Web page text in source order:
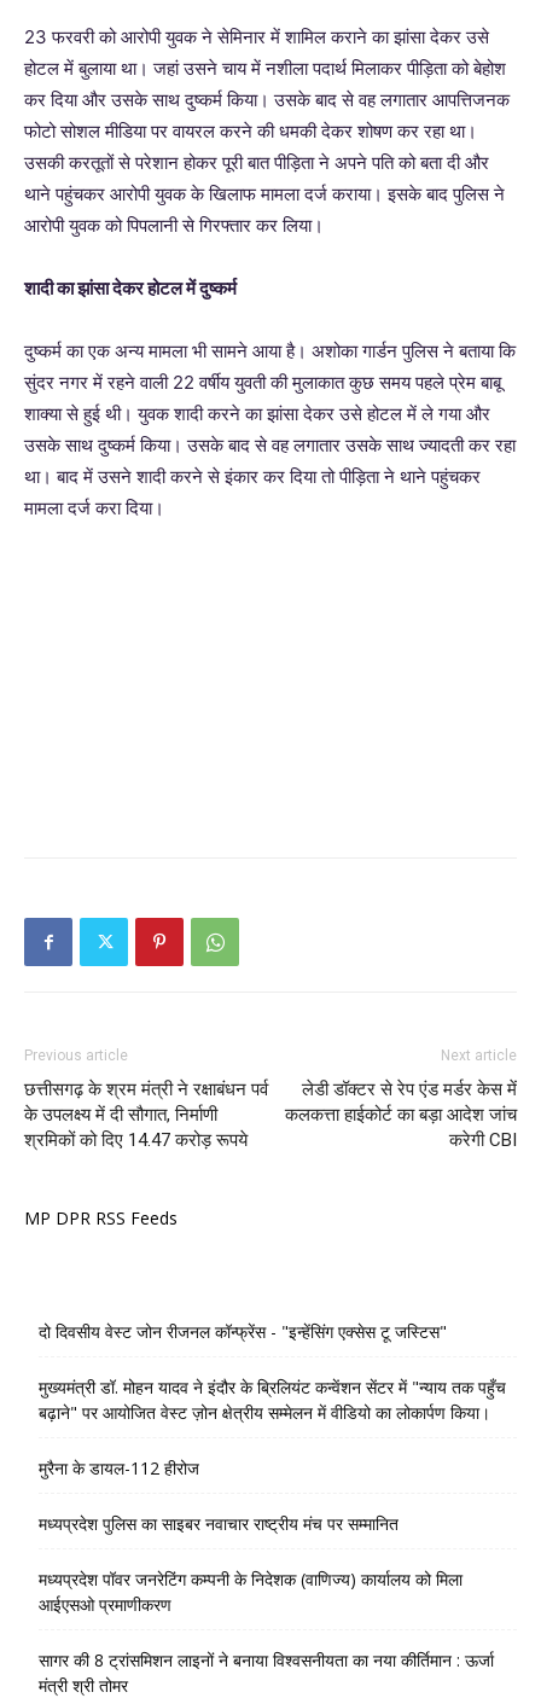
23 फरवरी को आरोपी युवक ने सेमिनार में शामिल कराने का झांसा देकर उसे
होटल में बुलाया था। जहां उसने चाय में नशीला पदार्थ मिलाकर पीड़िता को बेहोश
कर दिया और उसके साथ दुष्कर्म किया। उसके बाद से वह लगातार आपत्तिजनक
फोटो सोशल मीडिया पर वायरल करने की धमकी देकर शोषण कर रहा था।
उसकी करतूतों से परेशान होकर पूरी बात पीड़िता ने अपने पति को बता दी और
थाने पहुंचकर आरोपी युवक के खिलाफ मामला दर्ज कराया। इसके बाद पुलिस ने
आरोपी युवक को पिपलानी से गिरफ्तार कर लिया।
शादी का झांसा देकर होटल में दुष्कर्म
दुष्कर्म का एक अन्य मामला भी सामने आया है। अशोका गार्डन पुलिस ने बताया कि
सुंदर नगर में रहने वाली 22 वर्षीय युवती की मुलाकात कुछ समय पहले प्रेम बाबू
शाक्या से हुई थी। युवक शादी करने का झांसा देकर उसे होटल में ले गया और
उसके साथ दुष्कर्म किया। उसके बाद से वह लगातार उसके साथ ज्यादती कर रहा
था। बाद में उसने शादी करने से इंकार कर दिया तो पीड़िता ने थाने पहुंचकर
मामला दर्ज करा दिया।
Previous article
छत्तीसगढ़ के श्रम मंत्री ने रक्षाबंधन पर्व
के उपलक्ष्य में दी सौगात, निर्माणी
श्रमिकों को दिए 14.47 करोड़ रूपये
Next article
लेडी डॉक्टर से रेप एंड मर्डर केस में
कलकत्ता हाईकोर्ट का बड़ा आदेश जांच
करेगी CBI
MP DPR RSS Feeds
दो दिवसीय वेस्ट जोन रीजनल कॉन्फ्रेंस - "इन्हेंसिंग एक्सेस टू जस्टिस"
मुख्यमंत्री डॉ. मोहन यादव ने इंदौर के ब्रिलियंट कन्वेंशन सेंटर में "न्याय तक पहुँच
बढ़ाने" पर आयोजित वेस्ट ज़ोन क्षेत्रीय सम्मेलन में वीडियो का लोकार्पण किया।
मुरैना के डायल-112 हीरोज
मध्यप्रदेश पुलिस का साइबर नवाचार राष्ट्रीय मंच पर सम्मानित
मध्यप्रदेश पॉवर जनरेटिंग कम्पनी के निदेशक (वाणिज्य) कार्यालय को मिला
आईएसओ प्रमाणीकरण
सागर की 8 ट्रांसमिशन लाइनों ने बनाया विश्वसनीयता का नया कीर्तिमान : ऊर्जा
मंत्री श्री तोमर